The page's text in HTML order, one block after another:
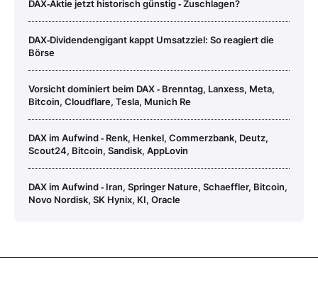
DAX‑Aktie jetzt historisch günstig ‑ Zuschlagen?
DAX‑Dividendengigant kappt Umsatzziel: So reagiert die
Börse
Vorsicht dominiert beim DAX ‑ Brenntag, Lanxess, Meta,
Bitcoin, Cloudflare, Tesla, Munich Re
DAX im Aufwind ‑ Renk, Henkel, Commerzbank, Deutz,
Scout24, Bitcoin, Sandisk, AppLovin
DAX im Aufwind ‑ Iran, Springer Nature, Schaeffler, Bitcoin,
Novo Nordisk, SK Hynix, KI, Oracle